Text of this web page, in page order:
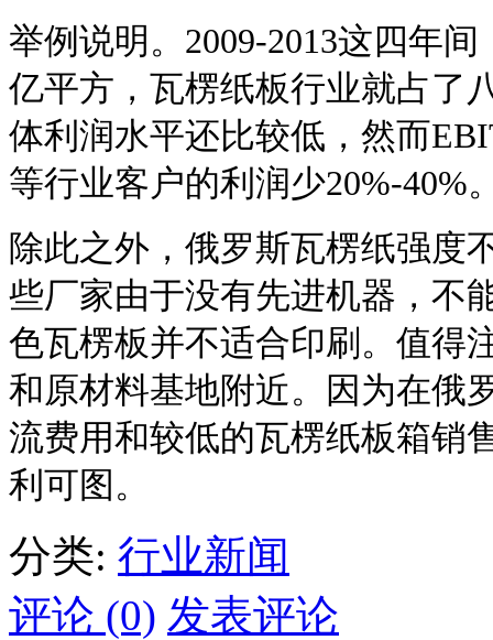
举例说明。2009-2013这四年
亿平方，瓦楞纸板行业就占了
体利润水平还比较低，然而
等行业客户的利润少20%-40%
除此之外，俄罗斯瓦楞纸强度
些厂家由于没有先进机器，不
色瓦楞板并不适合印刷。值得
和原材料基地附近。因为在俄
流费用和较低的瓦楞纸板箱销
利可图。
分类: 行业新闻
评论 (0) 发表评论